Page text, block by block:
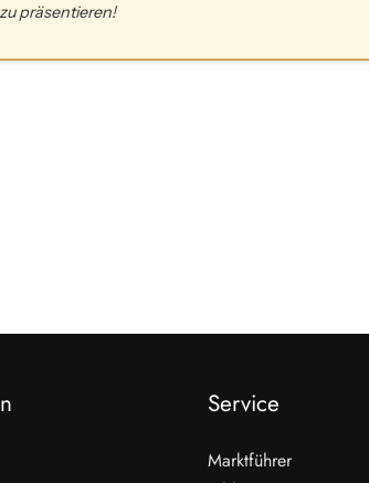
präsentieren!
Service
Marktführer